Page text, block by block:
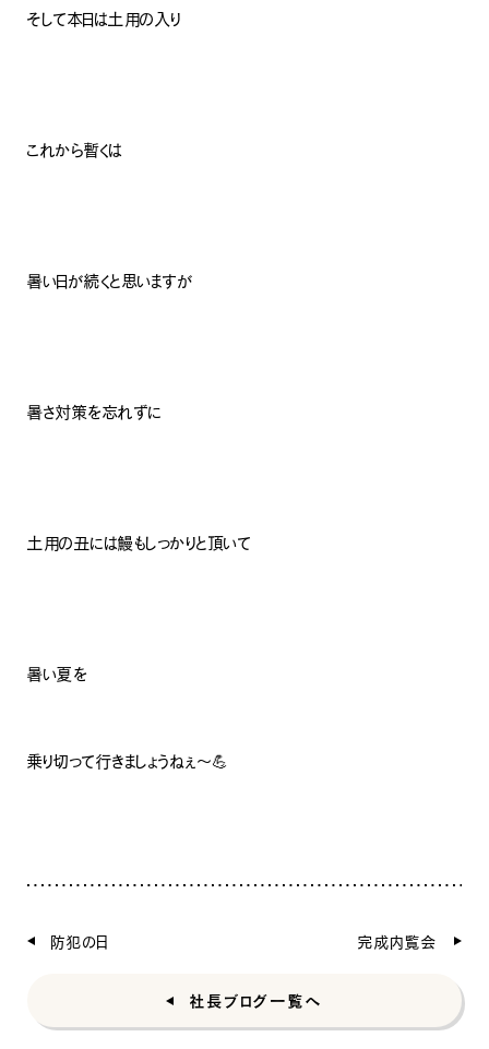
そして本日は土用の入り
これから暫くは
暑い日が続くと思いますが
暑さ対策を忘れずに
土用の丑には鰻もしっかりと頂いて
暑い夏を
乗り切って行きましょうねぇ〜💪
防犯の日 完成内覧会
社長ブログ一覧へ